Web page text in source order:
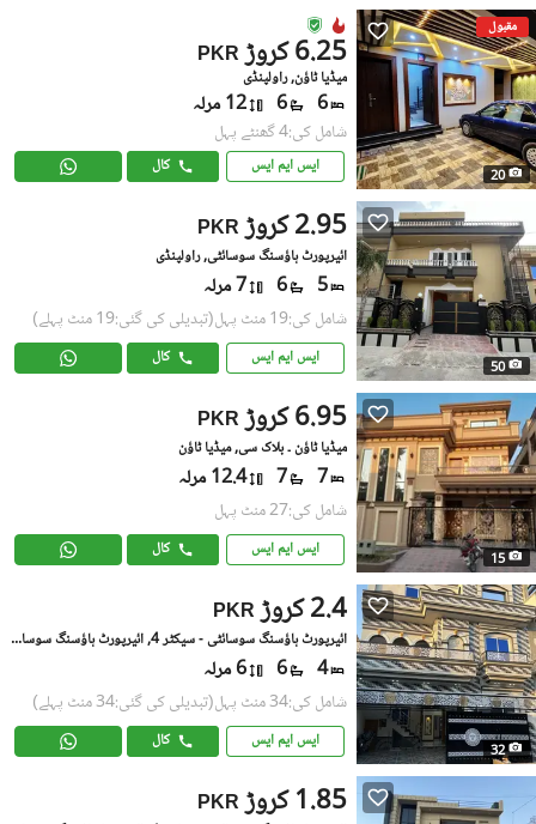
مقبول
20
PKR 6.25 کروڑ
میڈیا ٹاؤن, راولپنڈی
6
6 12 مرلہ
شامل کی:4 گھنٹے پہل
ایس ایم ایس کال
50
PKR 2.95 کروڑ
ائیرپورٹ ہاؤسنگ سوسائٹی, راولپنڈی
5
6 7 مرلہ
شامل کی:19 منٹ پہل (تبدیلی کی گئی:19 منٹ پہلے)
ایس ایم ایس کال
15
PKR 6.95 کروڑ
میڈیا ٹاؤن ۔ بلاک سی, میڈیا ٹاؤن
7
7 12.4 مرلہ
شامل کی:27 منٹ پہل
ایس ایم ایس کال
32
PKR 2.4 کروڑ
ائیرپورٹ ہاؤسنگ سوسائٹی - سیکٹر 4, ائیرپورٹ ہاؤسنگ سوسائٹی
4
6 6 مرلہ
شامل کی:34 منٹ پہل (تبدیلی کی گئی:34 منٹ پہلے)
ایس ایم ایس کال
PKR 1.85 کروڑ